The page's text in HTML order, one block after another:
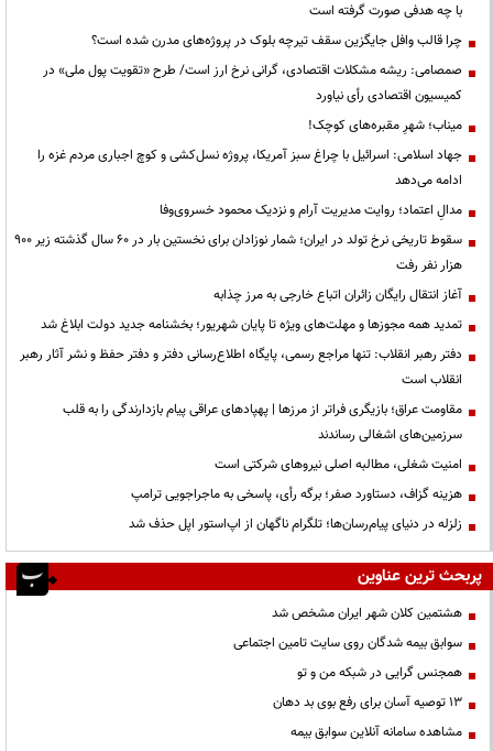
با چه هدفی صورت گرفته است
چرا قالب وافل جایگزین سقف تیرچه بلوک در پروژه‌های مدرن شده است؟
صمصامی: ریشه مشکلات اقتصادی، گرانی نرخ ارز است/ طرح «تقویت پول ملی» در
کمیسیون اقتصادی رأی نیاورد
میناب؛ شهرِ مقبره‌های کوچک!
جهاد اسلامی: اسرائیل با چراغ سبز آمریکا، پروژه نسل‌کشی و کوچ اجباری مردم غزه را
ادامه می‌دهد
مدالِ اعتماد؛ روایت مدیریت آرام و نزدیک محمود خسروی‌وفا
سقوط تاریخی نرخ تولد در ایران؛ شمار نوزادان برای نخستین بار در ۶۰ سال گذشته زیر ۹۰۰
هزار نفر رفت
آغاز انتقال رایگان زائران اتباع خارجی به مرز چذابه
تمدید همه مجوزها و مهلت‌های ویژه تا پایان شهریور؛ بخشنامه جدید دولت ابلاغ شد
دفتر رهبر انقلاب: تنها مراجع رسمی، پایگاه اطلاع‌رسانی دفتر و دفتر حفظ و نشر آثار رهبر
انقلاب است
مقاومت عراق؛ بازیگری فراتر از مرزها | پهپادهای عراقی پیام بازدارندگی را به قلب
سرزمین‌های اشغالی رساندند
‌امنیت شغلی، مطالبه اصلی نیروهای شرکتی است
هزینه گزاف، دستاورد صفر؛ برگه رأی، پاسخی به ماجراجویی ترامپ
زلزله در دنیای پیام‌رسان‌ها؛ تلگرام ناگهان از اپ‌استور اپل حذف شد
پربحث ترین عناوین
هشتمین کلان شهر ایران مشخص شد
سوابق بیمه شدگان روی سایت تامین اجتماعی
همجنس گرایی در شبکه من و تو
13 توصیه آسان برای رفع بوی بد دهان
مشاهده سامانه آنلاين سوابق بیمه